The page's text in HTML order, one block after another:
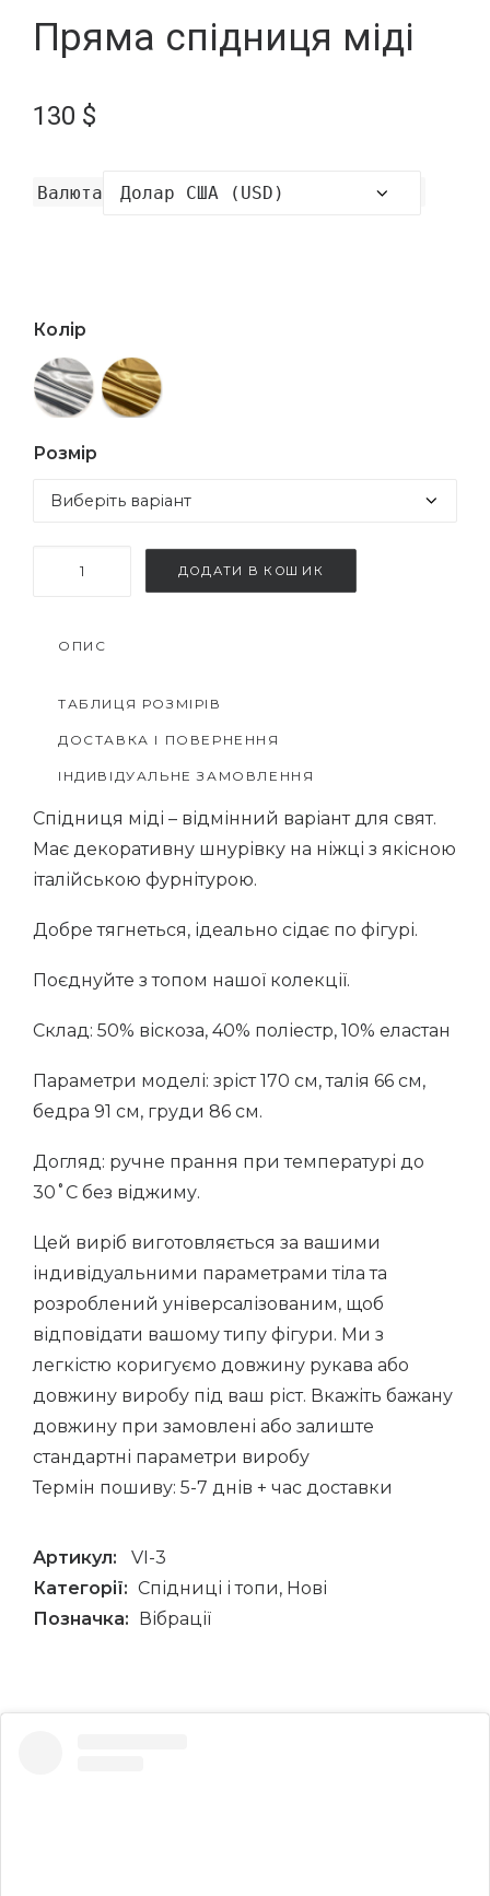
Пряма спідниця міді
130 $
Валюта
Колір
Розмір
кількість
ДОДАТИ В КОШИК
ОПИС
ТАБЛИЦЯ РОЗМІРІВ
ДОСТАВКА І ПОВЕРНЕННЯ
ІНДИВІДУАЛЬНЕ ЗАМОВЛЕННЯ
Спідниця міді – відмінний варіант для свят.
Має декоративну шнурівку на ніжці з якісною
італійською фурнітурою.
Добре тягнеться, ідеально сідає по фігурі.
Поєднуйте з топом нашої колекції.
Склад: 50% віскоза, 40% поліестр, 10% еластан
Параметри моделі: зріст 170 см, талія 66 см,
бедра 91 см, груди 86 см.
Догляд: ручне прання при температурі до
30˚С без віджиму.
Цей виріб виготовляється за вашими
індивідуальними параметрами тіла та
розроблений універсалізованим, щоб
відповідати вашому типу фігури. Ми з
легкістю коригуємо довжину рукава або
довжину виробу під ваш ріст. Вкажіть бажану
довжину при замовлені або залиште
стандартні параметри виробу
Термін пошиву: 5-7 днів + час доставки
Артикул:
VI-3
Категорії: Спідниці і топи, Нові
Позначка: Вібрації